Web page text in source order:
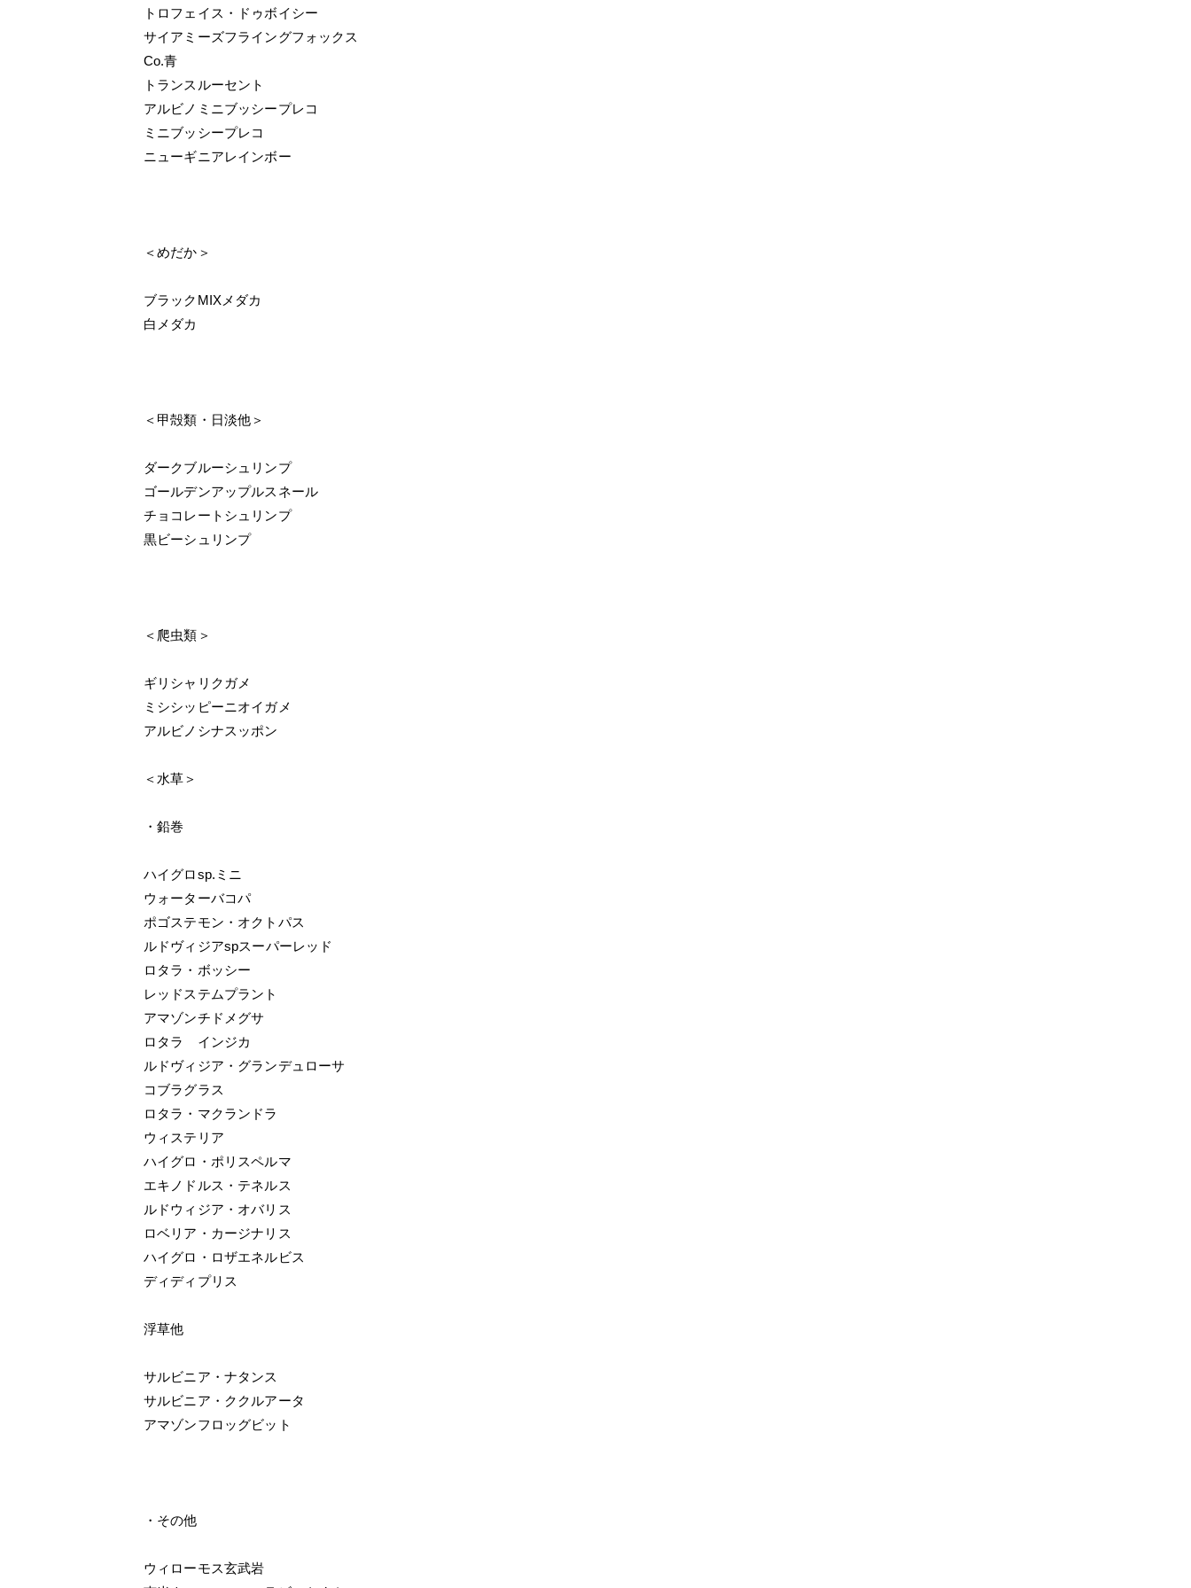
トロフェイス・ドゥボイシー
サイアミーズフライングフォックス
Co.青
トランスルーセント
アルビノミニブッシープレコ
ミニブッシープレコ
ニューギニアレインボー
＜めだか＞
ブラックMIXメダカ
白メダカ
＜甲殻類・日淡他＞
ダークブルーシュリンプ
ゴールデンアップルスネール
チョコレートシュリンプ
黒ビーシュリンプ
＜爬虫類＞
ギリシャリクガメ
ミシシッピーニオイガメ
アルビノシナスッポン
＜水草＞
・鉛巻
ハイグロsp.ミニ
ウォーターバコパ
ポゴステモン・オクトパス
ルドヴィジアspスーパーレッド
ロタラ・ボッシー
レッドステムプラント
アマゾンチドメグサ
ロタラ インジカ
ルドヴィジア・グランデュローサ
コブラグラス
ロタラ・マクランドラ
ウィステリア
ハイグロ・ポリスペルマ
エキノドルス・テネルス
ルドウィジア・オバリス
ロベリア・カージナリス
ハイグロ・ロザエネルビス
ディディプリス
浮草他
サルビニア・ナタンス
サルビニア・ククルアータ
アマゾンフロッグビット
・その他
ウィローモス玄武岩